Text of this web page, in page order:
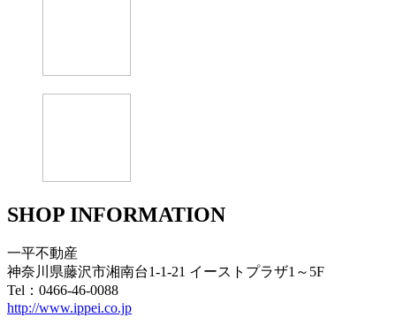
SHOP INFORMATION
一平不動産
神奈川県藤沢市湘南台1-1-21 イーストプラザ1～5F
Tel：0466-46-0088
http://www.ippei.co.jp